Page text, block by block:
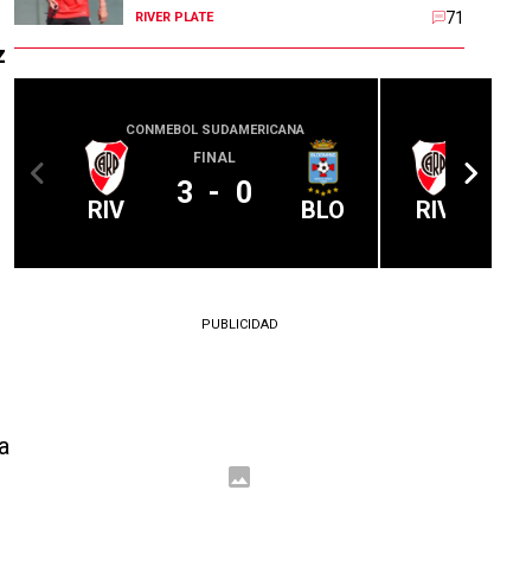
RIVER PLATE 71
CONMEBOL SUDAMERICANA
RIV
FINAL
3 - 0 BLO RIV
PUBLICIDAD